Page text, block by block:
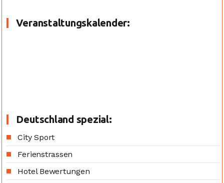
Veranstaltungskalender:
Deutschland spezial:
City Sport
Ferienstrassen
Hotel Bewertungen